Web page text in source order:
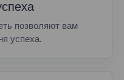
позволяют вам
успеха.